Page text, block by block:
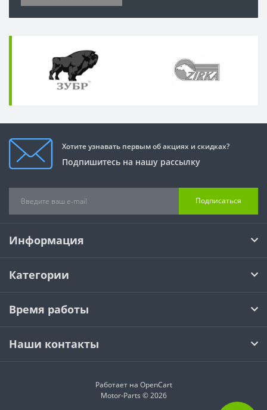
Хотите узнавать первым об акциях и скидках?
Подпишитесь на нашу рассылку
Подписаться
Информация
Категории
Время работы
Наши контакты
Работает на OpenCart
Motor-Parts © 2026